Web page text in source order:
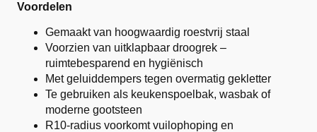
Voordelen
Gemaakt van hoogwaardig roestvrij staal
Voorzien van uitklapbaar droogrek –
ruimtebesparend en hygiënisch
Met geluiddempers tegen overmatig gekletter
Te gebruiken als keukenspoelbak, wasbak of
moderne gootsteen
R10-radius voorkomt vuilophoping en